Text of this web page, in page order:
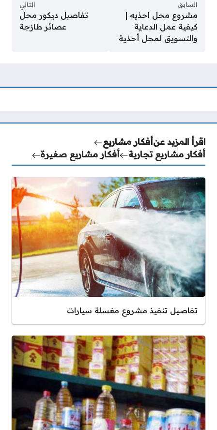
السابق
مشروع محل احذيه |
كيفية عمل الدعاية
والتسويق لمحل أحذية
التالي
تفاصيل ديكور محل
عصائر طازجة
اقرأ المزيد عنأفكار مشاريع
أفكار مشاريع تجارية
أفكار مشاريع صغيرة
تفاصيل تنفيذ مشروع مغسلة سيارات